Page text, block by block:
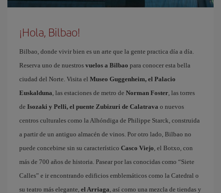
¡Hola, Bilbao!
Bilbao, donde vivir bien es un arte que la gente practica día a día.
Reserva uno de nuestros vuelos a Bilbao para conocer esta bella
ciudad del Norte. Visita el Museo Guggenheim, el Palacio
Euskalduna, las estaciones de metro de Norman Foster, las torres
de Isozaki y Pelli, el puente Zubizuri de Calatrava o nuevos
centros culturales como la Alhóndiga de Philippe Starck, construida
a partir de un antiguo almacén de vinos. Por otro lado, Bilbao no
puede concebirse sin su característico Casco Viejo, el Botxo, con
más de 700 años de historia. Pasear por las conocidas como “Siete
Calles” e ir encontrando edificios emblemáticos como la Catedral o
su teatro más elegante, el Arriaga, así como una mezcla de tiendas y